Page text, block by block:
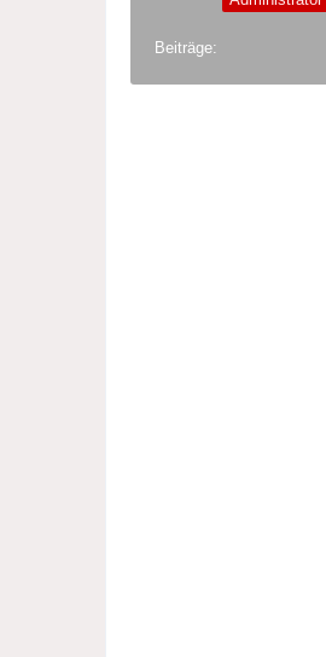
Beiträge